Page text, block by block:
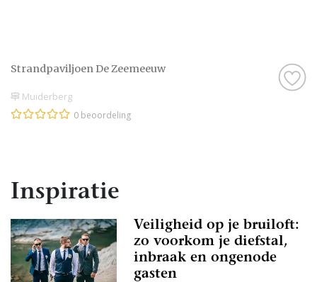
Strandpaviljoen De Zeemeeuw
Muiderberg
0 beoordeling
Inspiratie
Veiligheid op je bruiloft:
zo voorkom je diefstal,
inbraak en ongenode
gasten